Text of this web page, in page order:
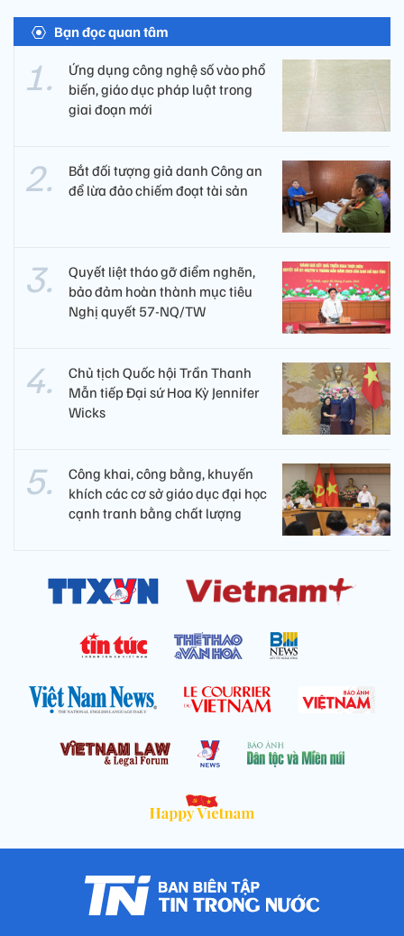
Bạn đọc quan tâm
Ứng dụng công nghệ số vào phổ
biến, giáo dục pháp luật trong
giai đoạn mới
Bắt đối tượng giả danh Công an
để lừa đảo chiếm đoạt tài sản
Quyết liệt tháo gỡ điểm nghẽn,
bảo đảm hoàn thành mục tiêu
Nghị quyết 57-NQ/TW
Chủ tịch Quốc hội Trần Thanh
Mẫn tiếp Đại sứ Hoa Kỳ Jennifer
Wicks
Công khai, công bằng, khuyến
khích các cơ sở giáo dục đại học
cạnh tranh bằng chất lượng​